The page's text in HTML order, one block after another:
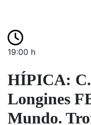
19:00 h
HÍPICA:
Longines
Mundo.